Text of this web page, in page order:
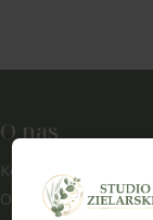
O nas
Kontakt i dane firmy
O nas